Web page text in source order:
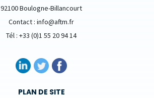
92100 Boulogne-Billancourt
Contact : info@aftm.fr
Tél : +33 (0)1 55 20 94 14
PLAN DE SITE